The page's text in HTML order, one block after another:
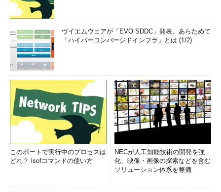
ヴイエムウェアが「EVO SDDC」発表、あらためて
「ハイパーコンバージドインフラ」とは (1/2)
このポートで実行中のプロセスは
どれ？ lsofコマンドの使い方
NECが人工知能技術の開発を強
化、映像・画像の探索などを含む
ソリューション体系を整備